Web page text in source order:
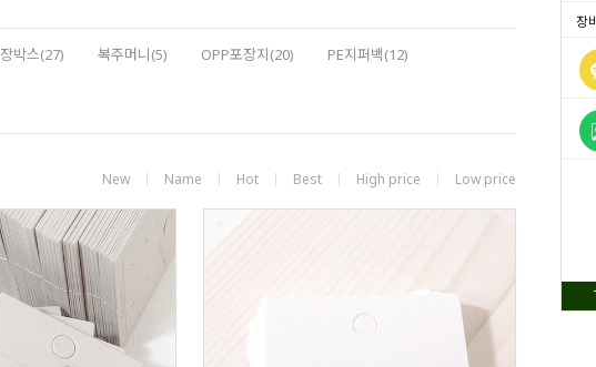
장
박스(27) 복주머니(5) OPP포장지(20) PE지퍼백(12)
New Name Hot Best High price Low price